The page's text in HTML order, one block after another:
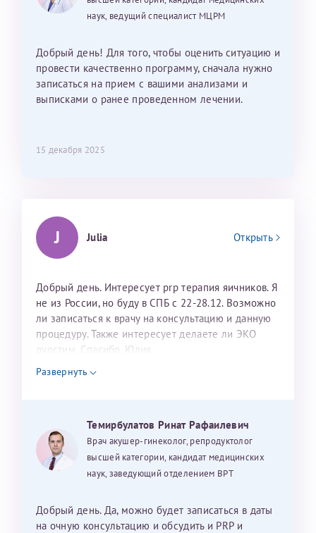
наук, ведущий специалист МЦРМ
Добрый день! Для того, чтобы оценить ситуацию и
провести качественно программу, сначала нужно
записаться на прием с вашими анализами и
выписками о ранее проведенном лечении.
15 декабря 2025
J Julia Открыть
Добрый день. Интересует prp терапия яичников. Я
не из России, но буду в СПБ с 22-28.12. Возможно
ли записаться к врачу на консультацию и данную
процедуру. Также интересует делаете ли ЭКО
дуостим. Спасибо. Юлия
Развернуть
Темирбулатов Ринат Рафаилевич
Врач акушер-гинеколог, репродуктолог
высшей категории, кандидат медицинских
наук, заведующий отделением ВРТ
Добрый день. Да, можно будет записаться в даты
на очную консультацию и обсудить и PRP и